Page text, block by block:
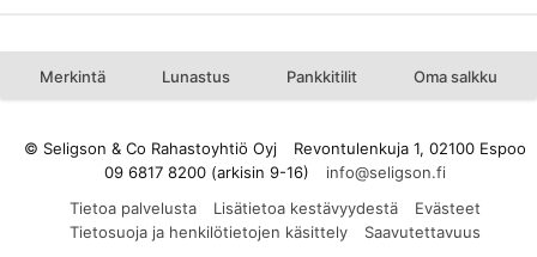
Merkintä Lunastus Pankkitilit Oma salkku
© Seligson & Co Rahastoyhtiö Oyj
Revontulenkuja 1, 02100 Espoo
09 6817 8200 (arkisin 9-16)
Tietoa palvelusta
Lisätietoa kestävyydestä
Evästeet
Tietosuoja ja henkilötietojen käsittely
Saavutettavuus